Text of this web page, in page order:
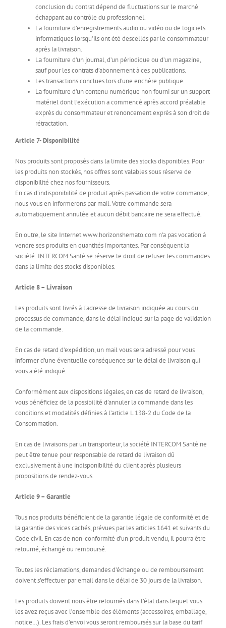
conclusion du contrat dépend de fluctuations sur le marché
échappant au contrôle du professionnel.
La fourniture d’enregistrements audio ou vidéo ou de logiciels
informatiques lorsqu’ils ont été descellés par le consommateur
après la livraison.
La fourniture d’un journal, d’un périodique ou d’un magazine,
sauf pour les contrats d’abonnement à ces publications.
Les transactions conclues lors d’une enchère publique.
La fourniture d’un contenu numérique non fourni sur un support
matériel dont l’exécution a commencé après accord préalable
exprès du consommateur et renoncement exprès à son droit de
rétractation.
Article 7- Disponibilité
Nos produits sont proposés dans la limite des stocks disponibles. Pour
les produits non stockés, nos offres sont valables sous réserve de
disponibilité chez nos fournisseurs.
En cas d’indisponibilité de produit après passation de votre commande,
nous vous en informerons par mail. Votre commande sera
automatiquement annulée et aucun débit bancaire ne sera effectué.
En outre, le site Internet www.horizonshemato.com n’a pas vocation à
vendre ses produits en quantités importantes. Par conséquent la
société INTERCOM Santé se réserve le droit de refuser les commandes
dans la limite des stocks disponibles.
Article 8 – Livraison
Les produits sont livrés à l’adresse de livraison indiquée au cours du
processus de commande, dans le délai indiqué sur la page de validation
de la commande.
En cas de retard d’expédition, un mail vous sera adressé pour vous
informer d’une éventuelle conséquence sur le délai de livraison qui
vous a été indiqué.
Conformément aux dispositions légales, en cas de retard de livraison,
vous bénéficiez de la possibilité d’annuler la commande dans les
conditions et modalités définies à l’article L 138-2 du Code de la
Consommation.
En cas de livraisons par un transporteur, la société INTERCOM Santé ne
peut être tenue pour responsable de retard de livraison dû
exclusivement à une indisponibilité du client après plusieurs
propositions de rendez-vous.
Article 9 – Garantie
Tous nos produits bénéficient de la garantie légale de conformité et de
la garantie des vices cachés, prévues par les articles 1641 et suivants du
Code civil. En cas de non-conformité d’un produit vendu, il pourra être
retourné, échangé ou remboursé.
Toutes les réclamations, demandes d’échange ou de remboursement
doivent s’effectuer par email dans le délai de 30 jours de la livraison.
Les produits doivent nous être retournés dans l’état dans lequel vous
les avez reçus avec l’ensemble des éléments (accessoires, emballage,
notice…). Les frais d’envoi vous seront remboursés sur la base du tarif